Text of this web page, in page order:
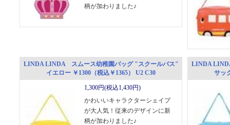
柄が加わりました♪
LINDA LINDA スムース幼稚園バッグ "スクールバス"
イエロー ￥1300（税込￥1365） U2 C30
1,300円(税込1,430円)
かわいいキャラクターシェイプ
が大人気！従来のデザインに新
柄が加わりました♪
LINDA
サッ